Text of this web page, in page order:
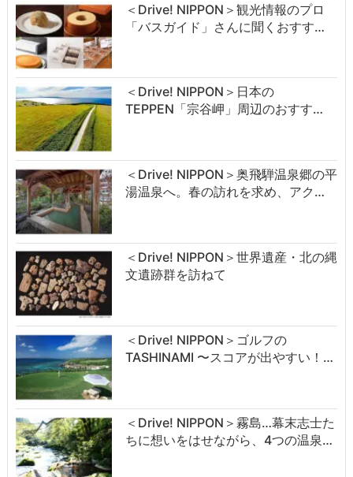
＜Drive! NIPPON＞観光情報のプロ
「バスガイド」さんに聞くおすす…
＜Drive! NIPPON＞日本の
TEPPEN「宗谷岬」周辺のおすす…
＜Drive! NIPPON＞奥飛騨温泉郷の平
湯温泉へ。春の訪れを求め、アク…
＜Drive! NIPPON＞世界遺産・北の縄
文遺跡群を訪ねて
＜Drive! NIPPON＞ゴルフの
TASHINAMI 〜スコアが出やすい！…
＜Drive! NIPPON＞霧島…幕末志士た
ちに想いをはせながら、4つの温泉…